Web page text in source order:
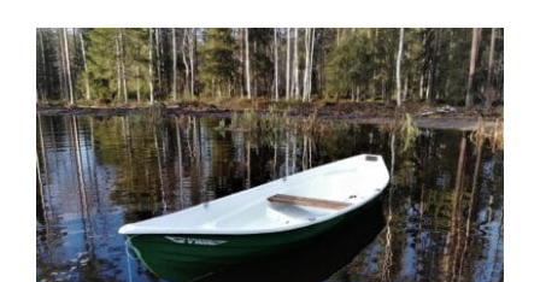
Laiturit
Valmistajat
Rahoitus
Katso
kuvaa
isompana